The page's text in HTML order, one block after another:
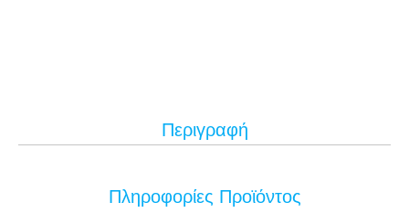
Περιγραφή
Πληροφορίες Προϊόντος